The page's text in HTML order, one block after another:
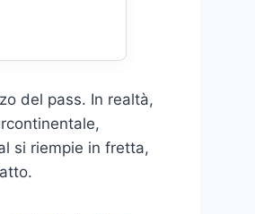
del pass. In realtà,
si riempie in fretta,